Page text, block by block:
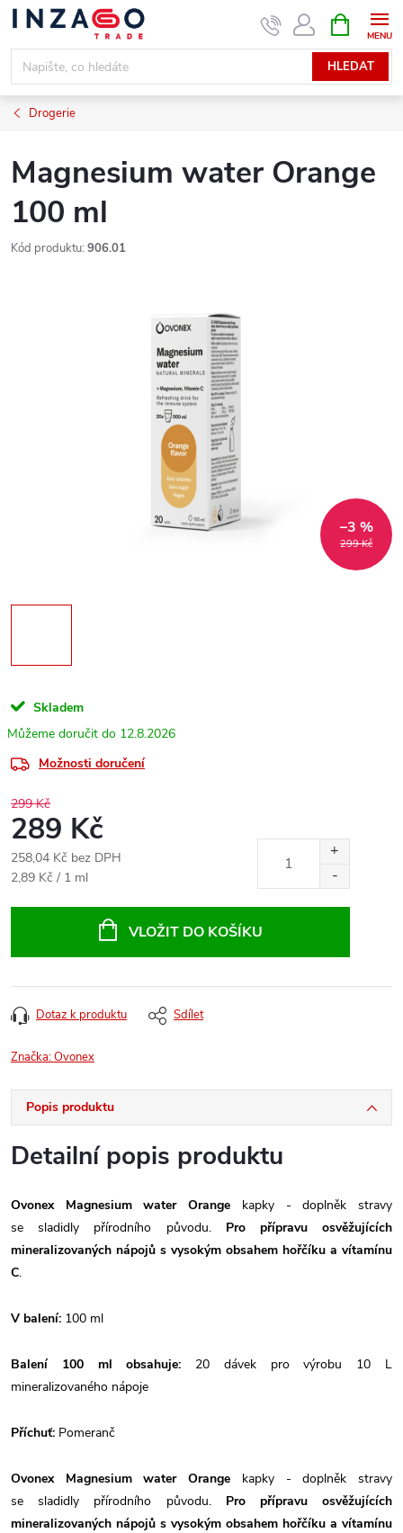
Přejít
obsah
HLEDAT
NÁKUPNÍ
KOŠÍK
Drogerie
Magnesium water Orange
100 ml
Kód produktu: 906.01
299 Kč
–3 %
Skladem
12.8.2026
Možnosti doručení
299 Kč
289 Kč
258,04 Kč bez DPH
Měrná
2,89 Kč / 1 ml
VLOŽIT DO KOŠÍKU
Dotaz k produktu Sdílet
Značka:Ovonex
Popis produktu
Detailní popis produktu
Ovonex Magnesium water Orange kapky - doplněk stravy
se sladidly přírodního původu. Pro přípravu osvěžujících
mineralizovaných nápojů s vysokým obsahem hořčíku a vítamínu
C.
V balení: 100 ml
Balení 100 ml obsahuje: 20 dávek pro výrobu 10 L
mineralizovaného nápoje
Příchuť: Pomeranč
Ovonex Magnesium water Orange kapky - doplněk stravy
se sladidly přírodního původu. Pro přípravu osvěžujících
mineralizovaných nápojů s vysokým obsahem hořčíku a vítamínu